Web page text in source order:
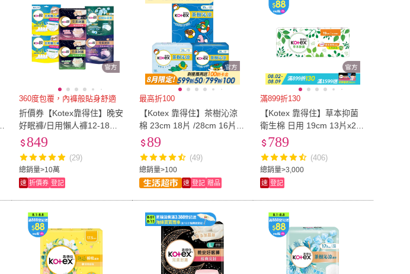
360度包覆，內褲般貼身舒適
折價券【Kotex靠得住】晚安
好眠褲/日用懶人褲12-18包
(箱購/一般/抑菌/無痕絲綿/晚
總銷量>10萬
849
(29)
速 折價券 登記
最高折100
【Kotex 靠得住】茶樹沁涼
棉 23cm 18片 /28cm 16片 /
35cm 10片 1包
總銷量>100
89
(49)
速 登記 贈品
滿899折130
【Kotex 靠得住】草本抑菌
衛生棉 日用 19cm 13片x24
包/箱
總銷量>3,000
789
(406)
速 登記